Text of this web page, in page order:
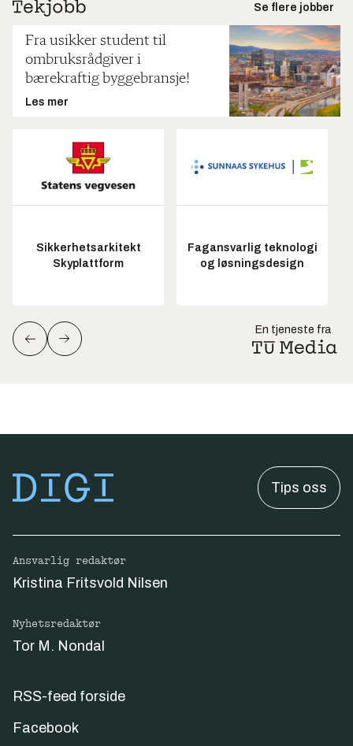
Se flere jobber
Fra usikker student til
ombruksrådgiver i
bærekraftig byggebransje!
Les mer
Sikkerhetsarkitekt
Skyplattform
Fagansvarlig teknologi
og løsningsdesign
En tjeneste fra
Tips oss
Ansvarlig redaktør
Kristina Fritsvold Nilsen
Nyhetsredaktør
Tor M. Nondal
RSS-feed forside
Facebook